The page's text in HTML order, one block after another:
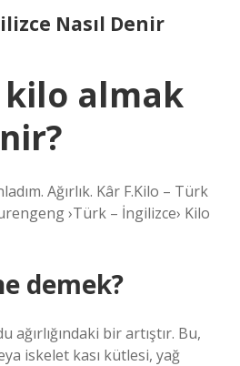
Nasıl Denir
almak
Ağırlık. Kâr F.Kilo – Türk
›Türk – İngilizce› Kilo
demek?
ağırlığındaki bir artıştır. Bu,
iskelet kası kütlesi, yağ